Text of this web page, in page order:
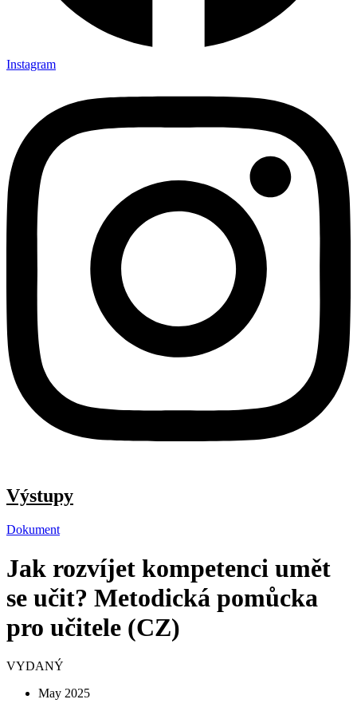
Instagram
Výstupy
Dokument
Jak rozvíjet kompetenci umět
se učit? Metodická pomůcka
pro učitele (CZ)
VYDANÝ
May 2025